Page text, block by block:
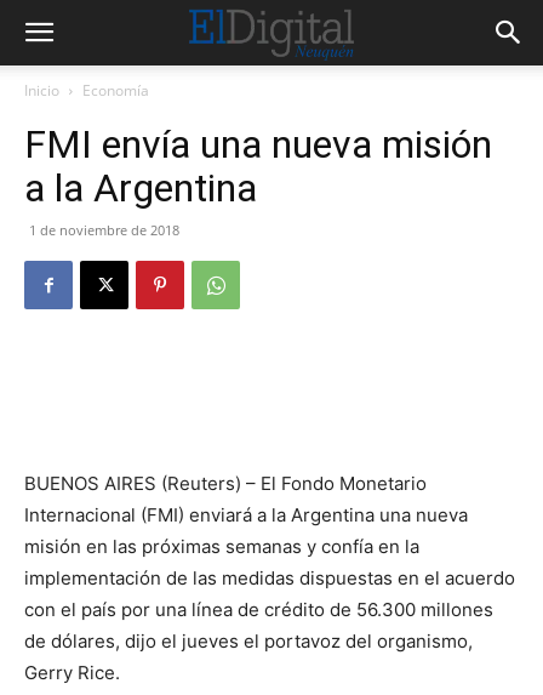
Inicio Economía
FMI envía una nueva misión
a la Argentina
1 de noviembre de 2018
BUENOS AIRES (Reuters) – El Fondo Monetario
Internacional (FMI) enviará a la Argentina una nueva
misión en las próximas semanas y confía en la
implementación de las medidas dispuestas en el acuerdo
con el país por una línea de crédito de 56.300 millones
de dólares, dijo el jueves el portavoz del organismo,
Gerry Rice.